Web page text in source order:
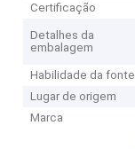
Certificação
Detalhes da
embalagem
Habilidade da fonte
Lugar de origem
Marca